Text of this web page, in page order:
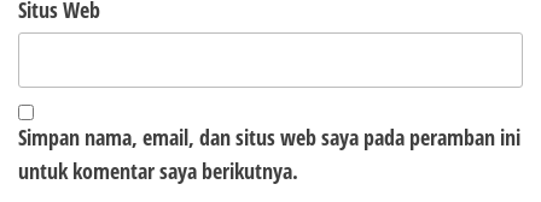
Situs Web
Simpan nama, email, dan situs web saya pada peramban ini
untuk komentar saya berikutnya.